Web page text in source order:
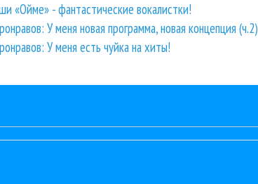
«Ойме» - фантастические вокалистки!
У меня новая программа, новая концепция (ч.2)
У меня есть чуйка на хиты!